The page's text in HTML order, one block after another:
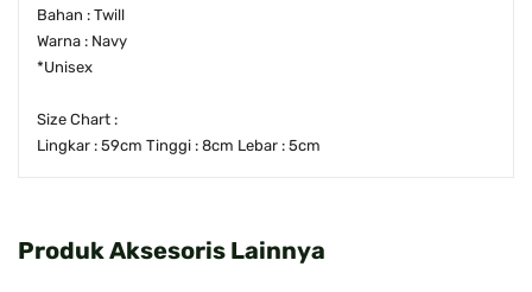
Bahan : Twill
Warna : Navy
*Unisex
Size Chart :
Lingkar : 59cm Tinggi : 8cm Lebar : 5cm
Produk Aksesoris Lainnya